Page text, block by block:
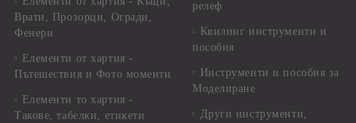
Врати, Прозорци, Огради,
Фенери
Елементи от хартия -
Пътешествия и Фото моменти
Елементи то хартия -
Такове, табелки, етикети
релеф
Квилинг инструменти и
пособия
Инструменти и пособия за
Моделиране
Други инструменти,